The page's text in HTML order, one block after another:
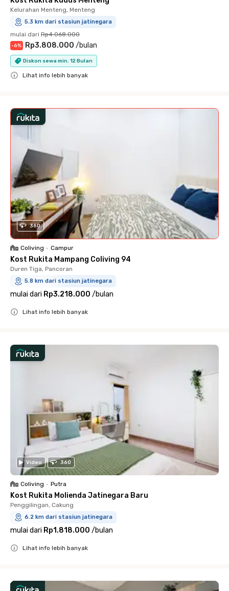
Kelurahan Menteng, Menteng
5.3 km dari stasiun jatinegara
mulai dari Rp4.068.000
-6% Rp3.808.000 /bulan
Diskon sewa min. 12 Bulan
Lihat info lebih banyak
360
Coliving • Campur
Kost Rukita Mampang Coliving 94
Duren Tiga, Pancoran
5.8 km dari stasiun jatinegara
mulai dari Rp3.218.000 /bulan
Lihat info lebih banyak
Video 360
Coliving • Putra
Kost Rukita Molienda Jatinegara Baru
Penggilingan, Cakung
6.2 km dari stasiun jatinegara
mulai dari Rp1.818.000 /bulan
Lihat info lebih banyak